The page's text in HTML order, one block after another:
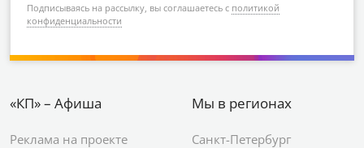
Подписываясь на рассылку, вы соглашаетесь с политикой
конфиденциальности
«КП» – Афиша
Реклама на проекте
Мы в регионах
Санкт-Петербург